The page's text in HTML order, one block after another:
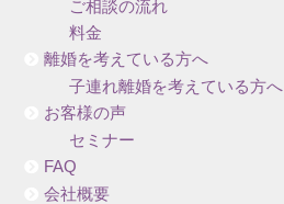
ご相談の流れ
料金
離婚を考えている方へ
子連れ離婚を考えている方へ
お客様の声
セミナー
FAQ
会社概要